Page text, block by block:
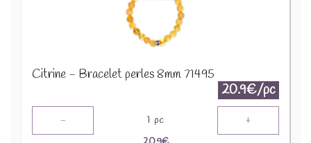
Citrine - Bracelet perles 8mm 71495
20.9€/pc
- 1 pc +